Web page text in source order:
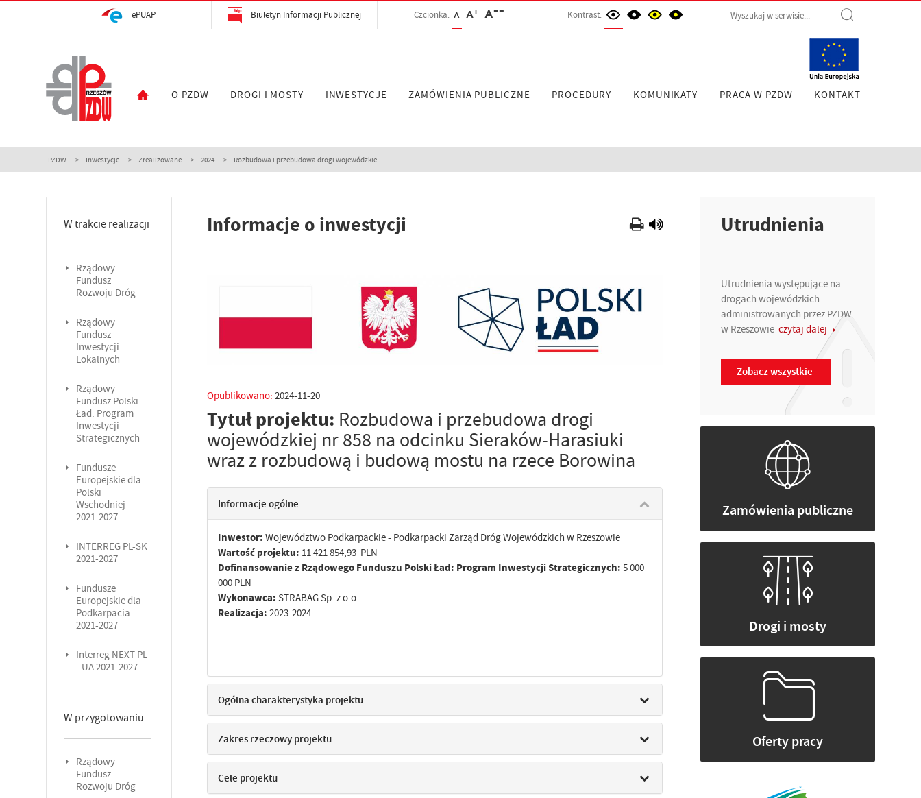
ePUAP Biuletyn Informacji Publicznej Czcionka: A A+ A++ Kontrast:
O PZDW DROGI I MOSTY INWESTYCJE ZAMÓWIENIA PUBLICZNE PROCEDURY KOMUNIKATY PRACA W PZDW KONTAKT
PZDW Inwestycje Zrealizowane 2024 Rozbudowa i przebudowa drogi wojewódzkie...
W trakcie realizacji
Rządowy
Fundusz
Rozwoju Dróg
Rządowy
Fundusz
Inwestycji
Lokalnych
Rządowy
Fundusz Polski
Ład: Program
Inwestycji
Strategicznych
Fundusze
Europejskie dla
Polski
Wschodniej
2021-2027
INTERREG PL-SK
2021-2027
Fundusze
Europejskie dla
Podkarpacia
2021-2027
Interreg NEXT PL
- UA 2021-2027
W przygotowaniu
Rządowy
Fundusz
Rozwoju Dróg
Informacje o inwestycji
Opublikowano: 2024-11-20
Tytuł projektu: Rozbudowa i przebudowa drogi
wojewódzkiej nr 858 na odcinku Sieraków-Harasiuki
wraz z rozbudową i budową mostu na rzece Borowina
Informacje ogólne
Inwestor: Województwo Podkarpackie - Podkarpacki Zarząd Dróg Wojewódzkich w Rzeszowie
Wartość projektu: 11 421 854,93 PLN
Dofinansowanie z Rządowego Funduszu Polski Ład: Program Inwestycji Strategicznych: 5 000
000 PLN
Wykonawca: STRABAG Sp. z o.o.
Realizacja: 2023-2024
Ogólna charakterystyka projektu
Zakres rzeczowy projektu
Cele projektu
Utrudnienia
Utrudnienia występujące na
drogach wojewódzkich
administrowanych przez PZDW
w Rzeszowie czytaj dalej
Zobacz wszystkie
Zamówienia publiczne
Drogi i mosty
Oferty pracy